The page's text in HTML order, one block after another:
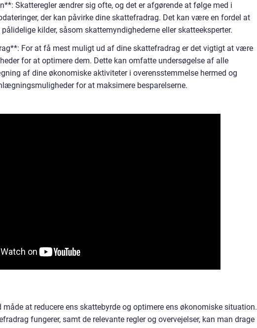
Skatteregler ændrer sig ofte, og det er afgørende at følge med i
der kan påvirke dine skattefradrag. Det kan være en fordel at
kilder, såsom skattemyndighederne eller skatteeksperter.
For at få mest muligt ud af dine skattefradrag er det vigtigt at være
for at optimere dem. Dette kan omfatte undersøgelse af alle
af dine økonomiske aktiviteter i overensstemmelse hermed og
for at maksimere besparelserne.
at reducere ens skattebyrde og optimere ens økonomiske situation.
fungerer, samt de relevante regler og overvejelser, kan man drage